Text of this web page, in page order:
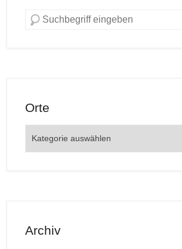
Orte
Archiv